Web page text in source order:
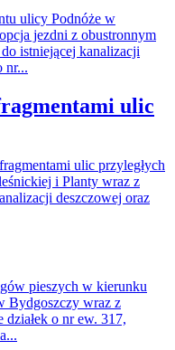
ulicy Podnóże w
jezdni z obustronnym
istniejącej kanalizacji
nr...
ulic
ulic przyległych
i Planty wraz z
deszczowej oraz
pieszych w kierunku
Bydgoszczy wraz z
o nr ew. 317,